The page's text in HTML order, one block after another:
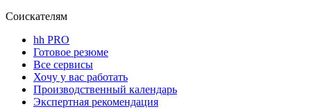
Соискателям
hh PRO
Готовое резюме
Все сервисы
Хочу у вас работать
Производственный календарь
Экспертная рекомендация